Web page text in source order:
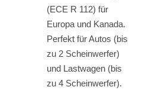
(ECE R 112) für
Europa und Kanada.
Perfekt für Autos (bis
zu 2 Scheinwerfer)
und Lastwagen (bis
zu 4 Scheinwerfer).